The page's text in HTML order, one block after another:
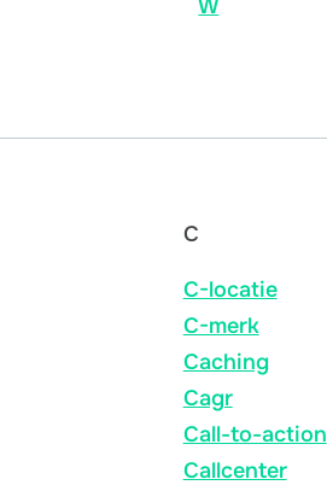
W
C
C-locatie
C-merk
Caching
Cagr
Call-to-action
Callcenter